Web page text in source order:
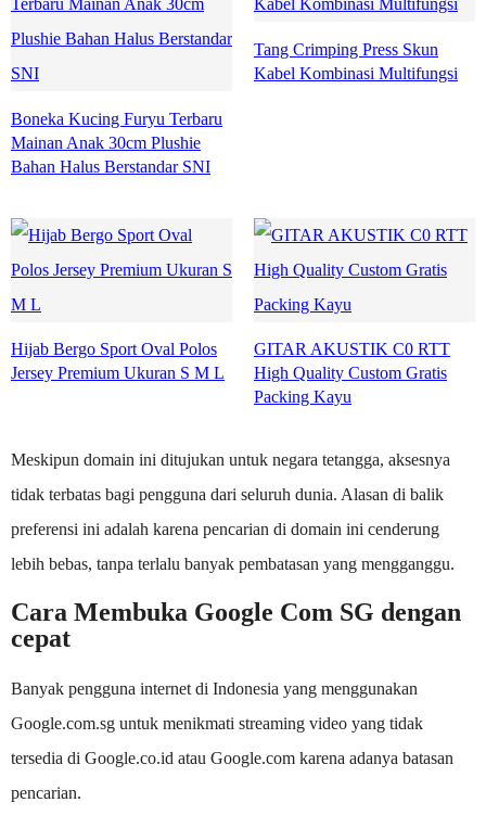
Boneka Kucing Furyu Terbaru
Mainan Anak 30cm Plushie
Bahan Halus Berstandar SNI
Tang Crimping Press Skun
Kabel Kombinasi Multifungsi
Hijab Bergo Sport Oval Polos
Jersey Premium Ukuran S M L
GITAR AKUSTIK C0 RTT
High Quality Custom Gratis
Packing Kayu
Meskipun domain ini ditujukan untuk negara tetangga, aksesnya
tidak terbatas bagi pengguna dari seluruh dunia. Alasan di balik
preferensi ini adalah karena pencarian di domain ini cenderung
lebih bebas, tanpa terlalu banyak pembatasan yang mengganggu.
Cara Membuka Google Com SG dengan
cepat
Banyak pengguna internet di Indonesia yang menggunakan
Google.com.sg untuk menikmati streaming video yang tidak
tersedia di Google.co.id atau Google.com karena adanya batasan
pencarian.